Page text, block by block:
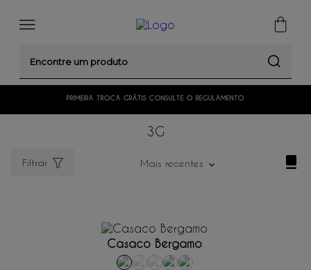
PRIMEIRA TROCA GRÁTIS CONSULTE O REGULAMENTO
3G
Filtrar Mais recentes
ADICIONAR AO CARRINHO
Casaco Bergamo